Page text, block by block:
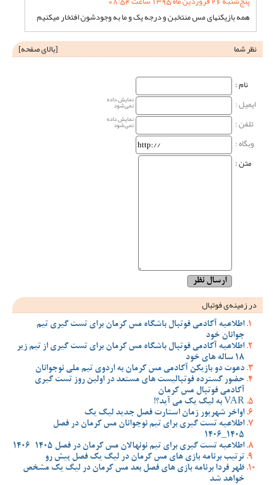
همه بازیکنهای مس منتخبن و درجه یک و ما به وجودشون افتخار میکنیم
نظر شما
[بالای صفحه]
نام‌ :
ایمیل :
نمایش داده
نمی‌شود
تلفن : نمایش داده
نمی‌شود
وبگاه‌ :
متن :
در زمینه‌ی فوتبال
اطلاعیه آکادمی فوتبال باشگاه مس کرمان برای تست گیری تیم
جوانان خود
اطلاعیه آکادمی فوتبال باشگاه مس کرمان برای تست گیری از تیم زیر
18 ساله های خود
دعوت دو بازیکن آکادمی مس کرمان به اردوی تیم ملی نوجوانان
حضور گسترده فوتبالیست های مستعد در اولین روز تست گیری
آکادمی فوتبال مس کرمان
VAR به لیگ یک می آید؟!
اواخر شهریور زمان استارت فصل جدید لیگ یک
اطلاعیه تست گیری برای تیم نوجوانان مس کرمان در فصل
1405_1406
اطلاعیه تست گیری برای تیم نونهالان مس کرمان در فصل 1405-1406
ترتیب برنامه بازی های مس کرمان در لیگ یک فصل پیش رو
ظهر فردا برنامه بازی های فصل بعد مس کرمان در لیگ یک مشخص
خواهد شد